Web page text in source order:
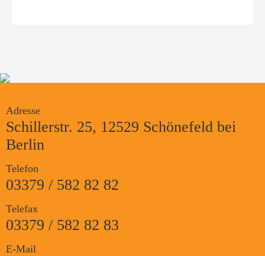
Adresse
Schillerstr. 25, 12529 Schönefeld bei
Berlin
Telefon
03379 / 582 82 82
Telefax
03379 / 582 82 83
E-Mail